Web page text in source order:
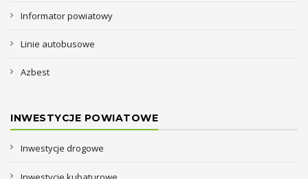
Informator powiatowy
Linie autobusowe
Azbest
INWESTYCJE POWIATOWE
Inwestycje drogowe